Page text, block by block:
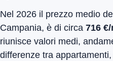
Nel 2026 il prezzo medio
Campania, è di circa 716 €/
riunisce valori medi,
differenze tra